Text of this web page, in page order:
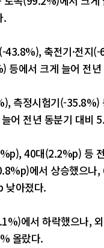
.
43.8%), 축전기·전지
등에서 크게 늘어 전
측정시험기(-35.8%)
어 전년 동분기 대비
40대(2.2%p) 등
에서 상승했으
낮아졌다.
에서 하락했으나,
올랐다.